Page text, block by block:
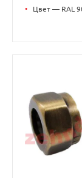
• Цвет — RAL